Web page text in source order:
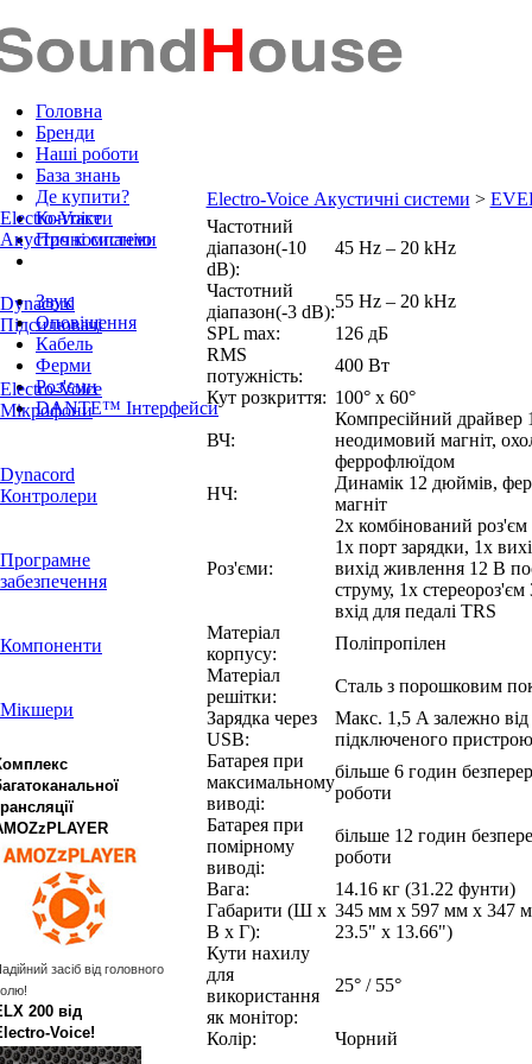
Головна
Бренди
Наші роботи
База знань
Де купити?
Контакти
Про компанію
Звук
Оповіщення
Кабель
Ферми
Роз'єми
DANTE™ Інтерфейси
Electro-Voice
Акустичні системи
Dynacord
Підсилювачі
Electro-Voice
Мікрофони
Dynacord
Контролери
Програмне
забезпечення
Компоненти
Мікшери
засіб від головного
200 від
Electro-Voice Акустичні системи >
Частотний
діапазон(-10
dB):
45 Hz – 20 kHz
Частотний
діапазон(-3 dB):
55 Hz – 20 kHz
SPL max:
126 дБ
RMS
потужність:
400 Вт
Кут розкриття: 100° x 60°
ВЧ:
Компресійний
неодимовий магніт,
феррофлюїдом
НЧ:
Динамік 12 дюймів,
магніт
Роз'єми:
2x комбінований
1x порт зарядки, 1x
вихід живлення 12 В
струму, 1x
вхід для педалі TRS
Матеріал
корпусу:
Поліпропілен
Матеріал
решітки:
Сталь з порошковим
Зарядка через
USB:
Макс. 1,5 A залежно від
підключеного пристрою
Батарея при
максимальному
виводі:
більше 6 годин
роботи
Батарея при
помірному
виводі:
більше 12 годин
роботи
Вага:
14.16 кг (31.22 фунти)
Габарити (Ш x
В x Г):
345 мм x 597 мм x 347
23.5" x 13.66")
Кути нахилу
для
використання
як монітор:
25° / 55°
Колір:
Чорний